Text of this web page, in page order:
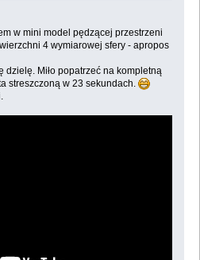
w mini model pędzącej przestrzeni
4 wymiarowej sfery - apropos
dzielę. Miło popatrzeć na kompletną
streszczoną w 23 sekundach.